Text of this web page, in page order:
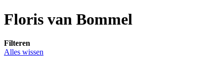
Floris van Bommel
Filteren
Alles wissen